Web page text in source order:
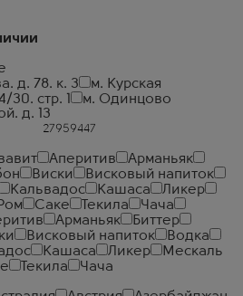
д. 78. к. 3
м. Курская
стр. 1
м. Одинцово
д. 13
Аперитив
Арманьяк
Виски
Висковый напиток
Кальвадос Кашаса
Ликер
Ром Саке Текила
Чача
Арманьяк
Биттер
Висковый напиток
Водка
Кашаса Ликер
Мескаль
Текила
Чача